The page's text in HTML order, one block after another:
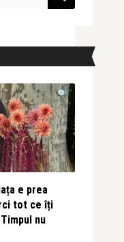
e prea
tot ce îți
nu